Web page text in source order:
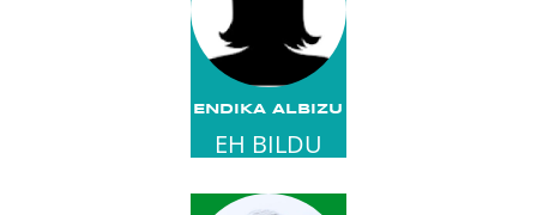
ENDIKA ALBIZU
EH BILDU